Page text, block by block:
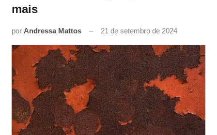
mais
por Andressa Mattos 21 de setembro de 2024